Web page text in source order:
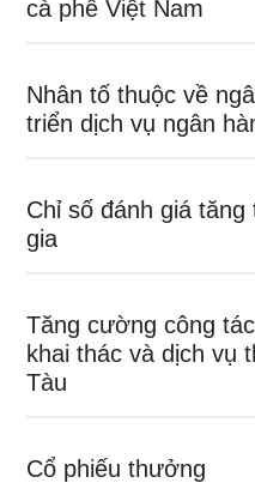
cà phê Việt Nam
Nhân tố thuộc về
triển dịch vụ ngân
Chỉ số đánh giá
gia
Tăng cường công
khai thác và dịch vụ
Tàu
Cổ phiếu thưởng